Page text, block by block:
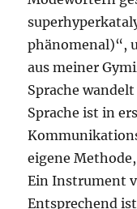
phänomenal)“,
aus meiner
Sprache
Sprache ist in
eigene
Ein Instrument
Entsprechend